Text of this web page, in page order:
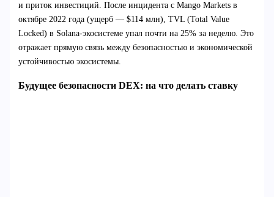
и приток инвестиций. После инцидента с Mango Markets в
октябре 2022 года (ущерб — $114 млн), TVL (Total Value
Locked) в Solana-экосистеме упал почти на 25% за неделю. Это
отражает прямую связь между безопасностью и экономической
устойчивостью экосистемы.
Будущее безопасности DEX: на что делать ставку